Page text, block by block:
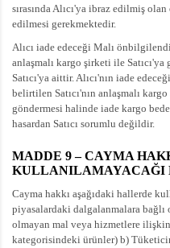
sırasında Alıcı'ya ibraz edilmiş
edilmesi gerekmektedir.
Alıcı iade edeceği Malı
anlaşmalı kargo şirketi ile
Satıcı'ya aittir. Alıcı'nın iade
belirtilen Satıcı'nın anlaşmalı
göndermesi halinde iade kargo
hasardan Satıcı sorumlu değildir.
MADDE 9 – CAYMA
KULLANILAMAYACAĞI
Cayma hakkı aşağıdaki hallerde
piyasalardaki dalgalanmalara bağlı
olmayan mal veya hizmetlere
kategorisindeki ürünler) b)